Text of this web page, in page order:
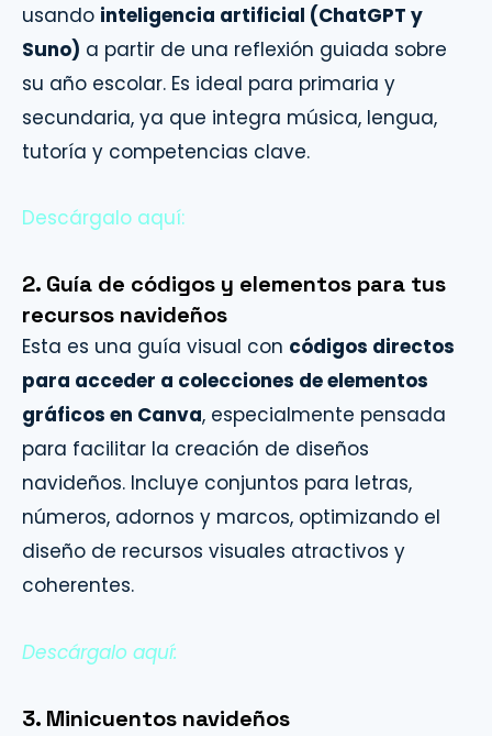
usando inteligencia artificial (ChatGPT y
Suno) a partir de una reflexión guiada sobre
su año escolar. Es ideal para primaria y
secundaria, ya que integra música, lengua,
tutoría y competencias clave.
Descárgalo aquí:
2. Guía de códigos y elementos para tus
recursos navideños
Esta es una guía visual con códigos directos
para acceder a colecciones de elementos
gráficos en Canva, especialmente pensada
para facilitar la creación de diseños
navideños. Incluye conjuntos para letras,
números, adornos y marcos, optimizando el
diseño de recursos visuales atractivos y
coherentes.
Descárgalo aquí:
3. Minicuentos navideños